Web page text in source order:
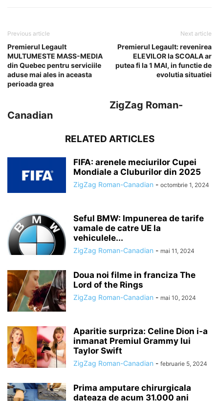
Previous article
Premierul Legault
MULTUMESTE MASS-MEDIA
din Quebec pentru serviciile
aduse mai ales in aceasta
perioada grea
Next article
Premierul Legault: revenirea
ELEVILOR la SCOALA ar
putea fi la 1 MAI, in functie de
evolutia situatiei
ZigZag Roman-
Canadian
RELATED ARTICLES
FIFA: arenele meciurilor Cupei
Mondiale a Cluburilor din 2025
ZigZag Roman-Canadian - octombrie 1, 2024
Seful BMW: Impunerea de tarife
vamale de catre UE la
vehiculele...
ZigZag Roman-Canadian - mai 11, 2024
Doua noi filme in franciza The
Lord of the Rings
ZigZag Roman-Canadian - mai 10, 2024
Aparitie surpriza: Celine Dion i-a
inmanat Premiul Grammy lui
Taylor Swift
ZigZag Roman-Canadian - februarie 5, 2024
Prima amputare chirurgicala
dateaza de acum 31.000 ani